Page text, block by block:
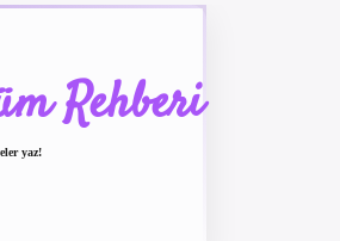
Rehberi
yaz!